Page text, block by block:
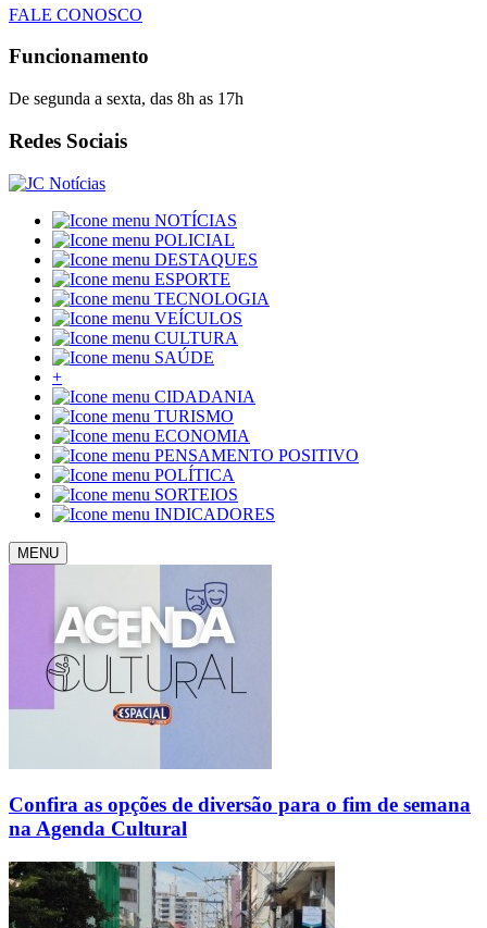
FALE CONOSCO
Funcionamento
De segunda a sexta, das 8h as 17h
Redes Sociais
NOTÍCIAS
POLICIAL
DESTAQUES
ESPORTE
TECNOLOGIA
VEÍCULOS
CULTURA
SAÚDE
+
CIDADANIA
TURISMO
ECONOMIA
PENSAMENTO POSITIVO
POLÍTICA
SORTEIOS
INDICADORES
MENU
Confira as opções de diversão para o fim de semana
na Agenda Cultural